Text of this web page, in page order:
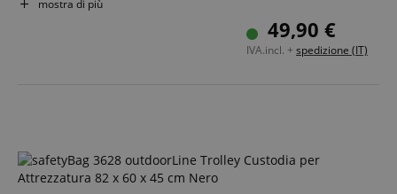
Geometria esterna rinforzata con nervature
Maniglia e valvola di compensazione della pressione
mostra di più
49,90 €
IVA.incl. + spedizione (IT)